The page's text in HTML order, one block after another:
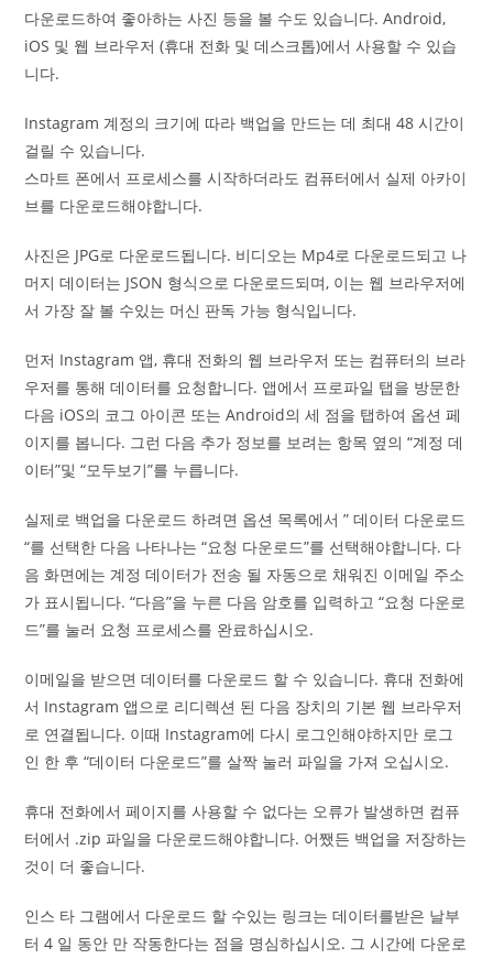
다운로드하여 좋아하는 사진 등을 볼 수도 있습니다. Android,
iOS 및 웹 브라우저 (휴대 전화 및 데스크톱)에서 사용할 수 있습
니다.
Instagram 계정의 크기에 따라 백업을 만드는 데 최대 48 시간이
걸릴 수 있습니다.
스마트 폰에서 프로세스를 시작하더라도 컴퓨터에서 실제 아카이
브를 다운로드해야합니다.
사진은 JPG로 다운로드됩니다. 비디오는 Mp4로 다운로드되고 나
머지 데이터는 JSON 형식으로 다운로드되며, 이는 웹 브라우저에
서 가장 잘 볼 수있는 머신 판독 가능 형식입니다.
먼저 Instagram 앱, 휴대 전화의 웹 브라우저 또는 컴퓨터의 브라
우저를 통해 데이터를 요청합니다. 앱에서 프로파일 탭을 방문한
다음 iOS의 코그 아이콘 또는 Android의 세 점을 탭하여 옵션 페
이지를 봅니다. 그런 다음 추가 정보를 보려는 항목 옆의 “계정 데
이터”및 “모두보기”를 누릅니다.
실제로 백업을 다운로드 하려면 옵션 목록에서 ” 데이터 다운로드
“를 선택한 다음 나타나는 “요청 다운로드”를 선택해야합니다. 다
음 화면에는 계정 데이터가 전송 될 자동으로 채워진 이메일 주소
가 표시됩니다. “다음”을 누른 다음 암호를 입력하고 “요청 다운로
드”를 눌러 요청 프로세스를 완료하십시오.
이메일을 받으면 데이터를 다운로드 할 수 있습니다. 휴대 전화에
서 Instagram 앱으로 리디렉션 된 다음 장치의 기본 웹 브라우저
로 연결됩니다. 이때 Instagram에 다시 로그인해야하지만 로그
인 한 후 “데이터 다운로드”를 살짝 눌러 파일을 가져 오십시오.
휴대 전화에서 페이지를 사용할 수 없다는 오류가 발생하면 컴퓨
터에서 .zip 파일을 다운로드해야합니다. 어쨌든 백업을 저장하는
것이 더 좋습니다.
인스 타 그램에서 다운로드 할 수있는 링크는 데이터를받은 날부
터 4 일 동안 만 작동한다는 점을 명심하십시오. 그 시간에 다운로